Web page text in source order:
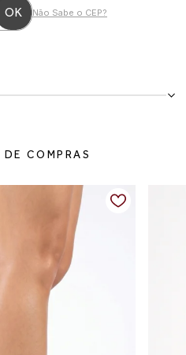
Não Sabe o CEP?
produções versáteis nos dias
com cano de efeito scrunchie,
possui bico fino que alonga a
estabilidade e conforto ao
zíper lateral para um calce rápido
(scrunchie) traz um toque
perfeitamente com vestidos,
COMPRAS